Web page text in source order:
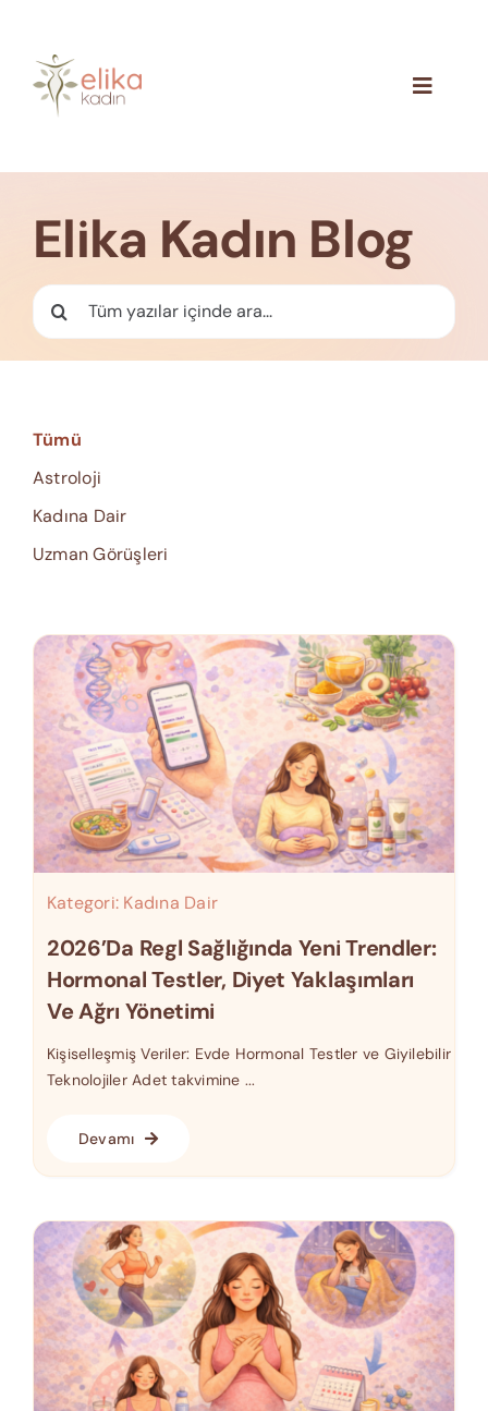
content
Toggle
İletişim
Elika Kadın Blog
Ara:
Tümü
Astroloji
Kadına Dair
Uzman Görüşleri
Kategori: Kadına Dair
2026’da Regl Sağlığında Yeni Trendler:
Hormonal Testler, Diyet Yaklaşımları
Ve Ağrı Yönetimi
Kişiselleşmiş Veriler: Evde Hormonal Testler ve Giyilebilir
Teknolojiler Adet takvimine ...
Devamı